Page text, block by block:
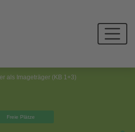
als Imageträger (KB 1+3)
Freie Plätze